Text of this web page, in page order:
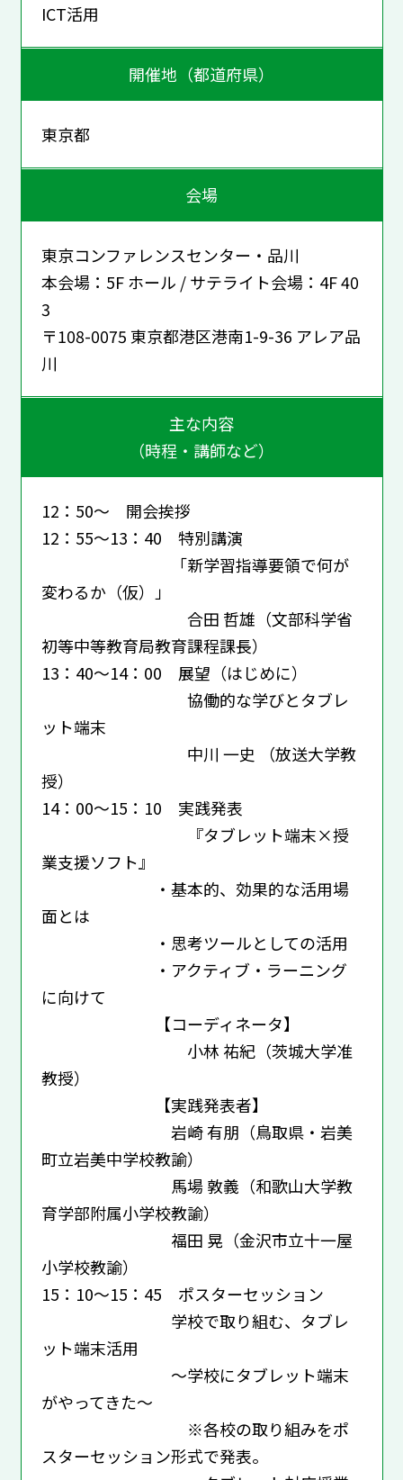
ICT活用
開催地（都道府県）
東京都
会場
東京コンファレンスセンター・品川
本会場：5F ホール / サテライト会場：4F 40
3
〒108-0075 東京都港区港南1-9-36 アレア品
川
主な内容
（時程・講師など）
12：50～ 開会挨拶
12：55～13：40 特別講演
「新学習指導要領で何が
変わるか（仮）」
合田 哲雄（文部科学省
初等中等教育局教育課程課長）
13：40～14：00 展望（はじめに）
協働的な学びとタブレ
ット端末
中川 一史 （放送大学教
授）
14：00～15：10 実践発表
『タブレット端末×授
業支援ソフト』
・基本的、効果的な活用場
面とは
・思考ツールとしての活用
・アクティブ・ラーニング
に向けて
【コーディネータ】
小林 祐紀（茨城大学准
教授）
【実践発表者】
岩崎 有朋（鳥取県・岩美
町立岩美中学校教諭）
馬場 敦義（和歌山大学教
育学部附属小学校教諭）
福田 晃（金沢市立十一屋
小学校教諭）
15：10～15：45 ポスターセッション
学校で取り組む、タブレ
ット端末活用
～学校にタブレット端末
がやってきた～
※各校の取り組みをポ
スターセッション形式で発表。